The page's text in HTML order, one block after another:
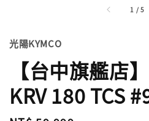
1 /5
光陽KYMCO
【台中旗艦店
KRV 180 TCS